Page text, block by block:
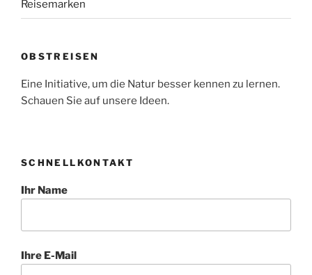
Reisemarken
OBSTREISEN
Eine Initiative, um die Natur besser kennen zu lernen.
Schauen Sie auf unsere Ideen.
SCHNELLKONTAKT
Ihr Name
Ihre E-Mail